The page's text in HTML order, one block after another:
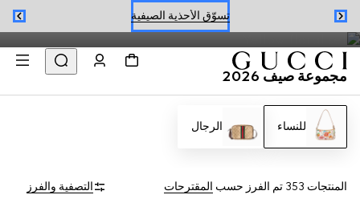
تسوّق الأحذية الصيفية
حجز موعد
تسوّق الأحذية الصيفية
نقشة Flora، مثالية للموسم.
مجموعة صيف 2026
للنساء الرجال
المنتجات 353 تم الفرز حسب المقترحات التصفية والفرز